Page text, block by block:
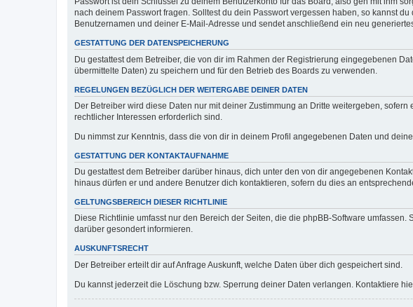
nach deinem Passwort fragen. Solltest du dein Passwort vergessen haben, so kannst
Benutzernamen und deiner E-Mail-Adresse und sendet anschließend ein neu
GESTATTUNG DER DATENSPEICHERUNG
Du gestattest dem Betreiber, die von dir im Rahmen der Registrierung eingegebenen
übermittelte Daten) zu speichern und für den Betrieb des Boards zu verwenden.
REGELUNGEN BEZÜGLICH DER WEITERGABE DEINER DATEN
Der Betreiber wird diese Daten nur mit deiner Zustimmung an Dritte weitergeben,
rechtlicher Interessen erforderlich sind.
Du nimmst zur Kenntnis, dass die von dir in deinem Profil angegebenen Daten und
GESTATTUNG DER KONTAKTAUFNAHME
Du gestattest dem Betreiber darüber hinaus, dich unter den von dir angegebenen
hinaus dürfen er und andere Benutzer dich kontaktieren, sofern du dies an
GELTUNGSBEREICH DIESER RICHTLINIE
Diese Richtlinie umfasst nur den Bereich der Seiten, die die phpBB-Software
darüber gesondert informieren.
AUSKUNFTSRECHT
Der Betreiber erteilt dir auf Anfrage Auskunft, welche Daten über dich gespeichert sind.
Du kannst jederzeit die Löschung bzw. Sperrung deiner Daten verlangen. Kontaktiere